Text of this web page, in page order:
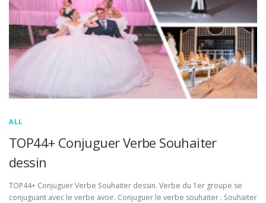
ALL
TOP44+ Conjuguer Verbe Souhaiter
dessin
TOP44+ Conjuguer Verbe Souhaiter dessin. Verbe du 1er groupe se
conjuguant avec le verbe avoir. Conjuguer le verbe souhaiter : Souhaiter